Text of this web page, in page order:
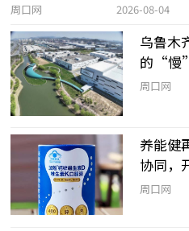
周口网 2026-08-04
乌鲁木
的“慢
周口网
养能健
协同，
周口网